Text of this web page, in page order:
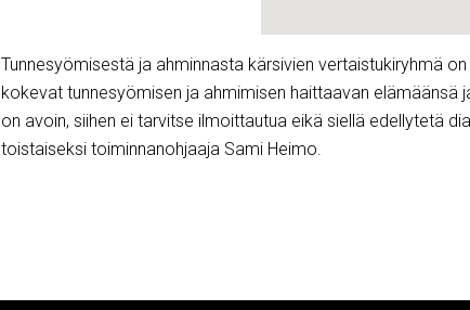
Tunnesyömisestä ja ahminnasta kärsivien vertaistukiryhmä
kokevat tunnesyömisen ja ahmimisen haittaavan elämäänsä
on avoin, siihen ei tarvitse ilmoittautua eikä siellä edellytetä
toistaiseksi toiminnanohjaaja Sami Heimo.